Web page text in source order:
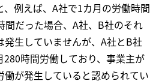
例えば、A社で1カ月の労働時間
間だった場合、A社、B社のそれ
発生していませんが、A社とB社
時間労働しており、事業主が
が発生していると認められてい